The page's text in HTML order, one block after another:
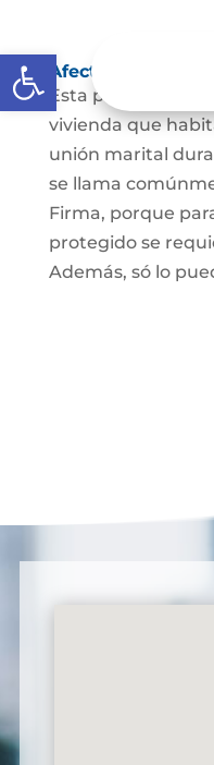
Abrir barra de
Afectación a
Esta protección la
vivienda que
unión marital
se llama
Firma, porque
protegido se
Además, só lo